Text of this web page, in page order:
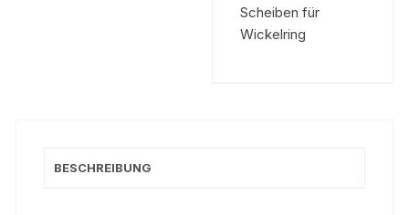
Scheiben für
Wickelring
BESCHREIBUNG